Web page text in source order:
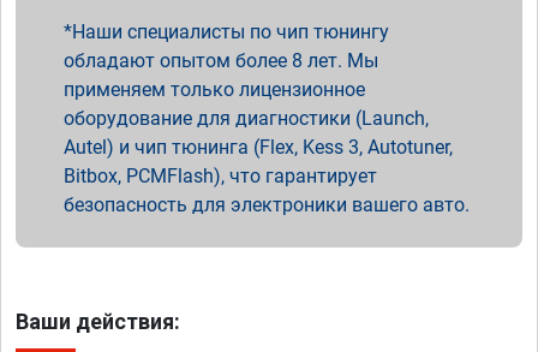
Наши специалисты по чип тюнингу
обладают опытом более 8 лет. Мы
применяем только лицензионное
оборудование для диагностики (Launch,
Autel) и чип тюнинга (Flex, Kess 3, Autotuner,
Bitbox, PCMFlash), что гарантирует
безопасность для электроники вашего авто.
Ваши действия: